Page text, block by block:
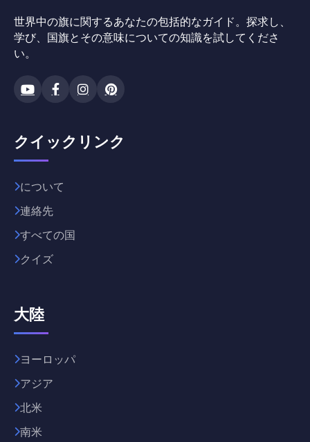
世界中の旗に関するあなたの包括的なガイド。探求し、
学び、国旗とその意味についての知識を試してくださ
い。
クイックリンク
について
連絡先
すべての国
クイズ
大陸
ヨーロッパ
アジア
北米
南米